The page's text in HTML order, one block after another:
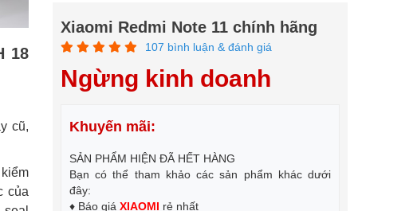
18
cũ,
của
Xiaomi Redmi Note 11 chính hãng
107 bình luận & đánh giá
Ngừng kinh doanh
Khuyến mãi:
SẢN PHẨM HIỆN ĐÃ HẾT HÀNG
Bạn có thể tham khảo các sản phẩm khác dưới
đây:
♦ Báo giá XIAOMI rẻ nhất